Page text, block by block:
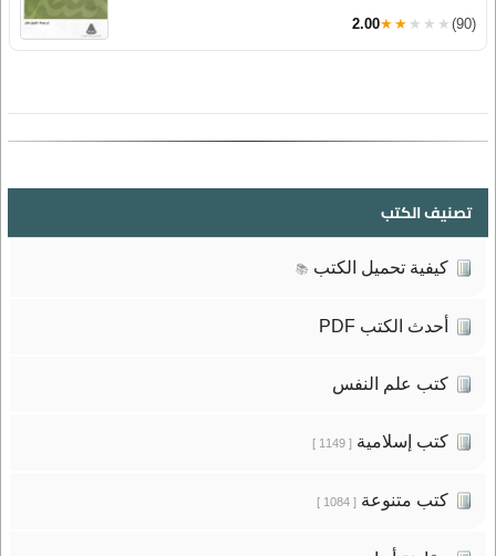
2.00★★★★★ (90)
تصنيف الكتب
كيفية تحميل الكتب 📚
أحدث الكتب PDF
كتب علم النفس
كتب إسلامية[ 1149 ]
كتب متنوعة[ 1084 ]